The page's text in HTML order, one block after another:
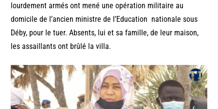
lourdement armés ont mené une opération militaire au
domicile de l’ancien ministre de l’Education nationale sous
Déby, pour le tuer. Absents, lui et sa famille, de leur maison,
les assaillants ont brûlé la villa.